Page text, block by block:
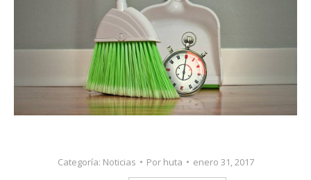
Categoría: Noticias Por huta
enero 31, 2017